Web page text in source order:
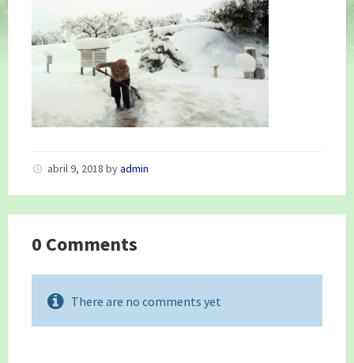
abril 9, 2018 byadmin
0 Comments
There are no comments yet